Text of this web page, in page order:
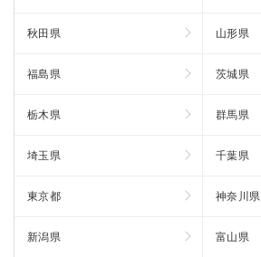
秋田県 山形県
福島県 茨城県
栃木県 群馬県
埼玉県 千葉県
東京都 神奈川県
新潟県 富山県